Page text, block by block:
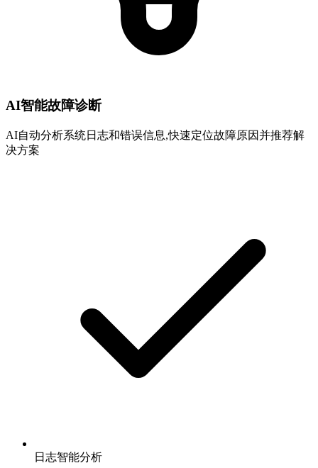
AI智能故障诊断
AI自动分析系统日志和错误信息,快速定位故障原因并推荐解
决方案
日志智能分析